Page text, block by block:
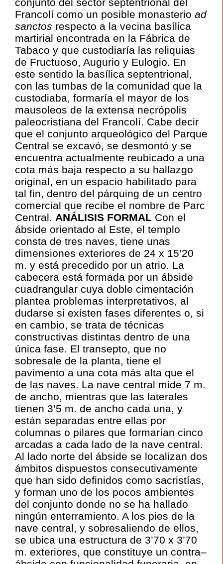
Francolí como un posible monasterio ad
sanctos respecto a la vecina basílica
martirial encontrada en la Fábrica de
Tabaco y que custodiaría las reliquias
de Fructuoso, Augurio y Eulogio. En
este sentido la basílica septentrional,
con las tumbas de la comunidad que la
custodiaba, formaría el mayor de los
mausoleos de la extensa necrópolis
paleocristiana del Francolí. Cabe decir
que el conjunto arqueológico del Parque
Central se excavó, se desmontó y se
encuentra actualmente reubicado a una
cota más baja respecto a su hallazgo
original, en un espacio habilitado para
tal fin, dentro del párquing de un centro
comercial que recibe el nombre de Parc
Central. ANÁLISIS FORMAL Con el
ábside orientado al Este, el templo
consta de tres naves, tiene unas
dimensiones exteriores de 24 x 15’20
m. y está precedido por un atrio. La
cabecera está formada por un ábside
cuadrangular cuya doble cimentación
plantea problemas interpretativos, al
dudarse si existen fases diferentes o, si
en cambio, se trata de técnicas
constructivas distintas dentro de una
única fase. El transepto, que no
sobresale de la planta, tiene el
pavimento a una cota más alta que el
de las naves. La nave central mide 7 m.
de ancho, mientras que las laterales
tienen 3’5 m. de ancho cada una, y
están separadas entre ellas por
columnas o pilares que formarían cinco
arcadas a cada lado de la nave central.
Al lado norte del ábside se localizan dos
ámbitos dispuestos consecutivamente
que han sido definidos como sacristías,
y forman uno de los pocos ambientes
del conjunto donde no se ha hallado
ningún enterramiento. A los pies de la
nave central, y sobresaliendo de ellos,
se ubica una estructura de 3’70 x 3’70
m. exteriores, que constituye un contra–